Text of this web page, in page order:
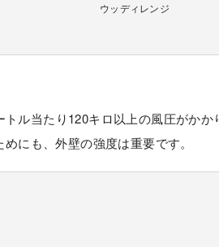
ウッディレンジ
ル当たり120キロ以上の風圧がかか
にも、外壁の強度は重要です。